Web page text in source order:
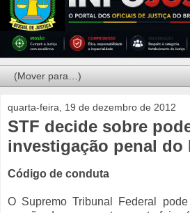
quarta-feira, 19 de dezembro de 2012
STF decide sobre
investigação penal do
Código de conduta
O Supremo Tribunal Federal